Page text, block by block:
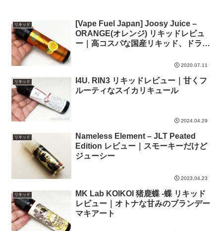
リキッド
[Vape Fuel Japan] Joosy Juice –
ORANGE(オレンジ) リキッドレビュ
ー｜高コスパな国産リキッド、ドライ
2020.07.11
リキッド
I4U. RIN3 リキッドレビュー｜甘くフ
ルーティなスイカリキュール
2024.04.29
リキッド
Nameless Element – JLT Peated
Edition レビュー｜スモーキーだけど
ジューシー
2023.04.23
リキッド
MK Lab KOIKOI 猪鹿蝶 -蝶 リキッド
レビュー｜オトナな甘みのブランデー
マキアート